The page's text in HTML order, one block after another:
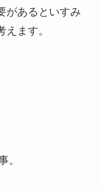
があるといすみ
ます。
。